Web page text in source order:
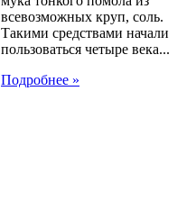
всевозможных круп, соль.
Такими средствами начали
пользоваться четыре века...
Подробнее »